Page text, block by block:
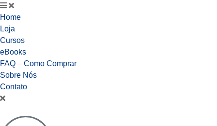
Home
Loja
Cursos
eBooks
FAQ – Como Comprar
Sobre Nós
Contato